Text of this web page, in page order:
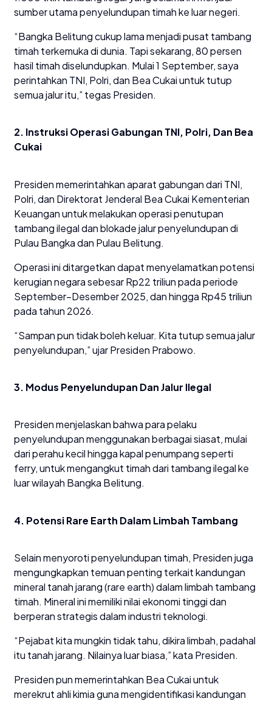
sumber utama penyelundupan timah ke luar negeri.
“Bangka Belitung cukup lama menjadi pusat tambang
timah terkemuka di dunia. Tapi sekarang, 80 persen
hasil timah diselundupkan. Mulai 1 September, saya
perintahkan TNI, Polri, dan Bea Cukai untuk tutup
semua jalur itu,” tegas Presiden.
2. Instruksi Operasi Gabungan TNI, Polri, Dan Bea
Cukai
Presiden memerintahkan aparat gabungan dari TNI,
Polri, dan Direktorat Jenderal Bea Cukai Kementerian
Keuangan untuk melakukan operasi penutupan
tambang ilegal dan blokade jalur penyelundupan di
Pulau Bangka dan Pulau Belitung.
Operasi ini ditargetkan dapat menyelamatkan potensi
kerugian negara sebesar Rp22 triliun pada periode
September–Desember 2025, dan hingga Rp45 triliun
pada tahun 2026.
“Sampan pun tidak boleh keluar. Kita tutup semua jalur
penyelundupan,” ujar Presiden Prabowo.
3. Modus Penyelundupan Dan Jalur Ilegal
Presiden menjelaskan bahwa para pelaku
penyelundupan menggunakan berbagai siasat, mulai
dari perahu kecil hingga kapal penumpang seperti
ferry, untuk mengangkut timah dari tambang ilegal ke
luar wilayah Bangka Belitung.
4. Potensi Rare Earth Dalam Limbah Tambang
Selain menyoroti penyelundupan timah, Presiden juga
mengungkapkan temuan penting terkait kandungan
mineral tanah jarang (rare earth) dalam limbah tambang
timah. Mineral ini memiliki nilai ekonomi tinggi dan
berperan strategis dalam industri teknologi.
“Pejabat kita mungkin tidak tahu, dikira limbah, padahal
itu tanah jarang. Nilainya luar biasa,” kata Presiden.
Presiden pun memerintahkan Bea Cukai untuk
merekrut ahli kimia guna mengidentifikasi kandungan